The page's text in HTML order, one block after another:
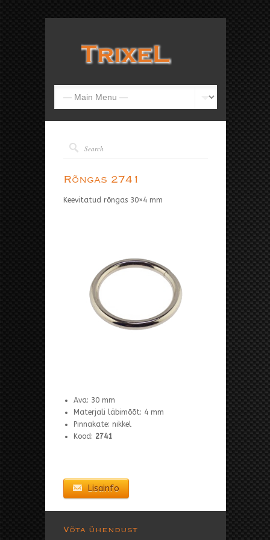
Rõngas 2741
Keevitatud rõngas 30×4 mm
Ava: 30 mm
Materjali läbimõõt: 4 mm
Pinnakate: nikkel
Kood: 2741
Lisainfo
Võta ühendust